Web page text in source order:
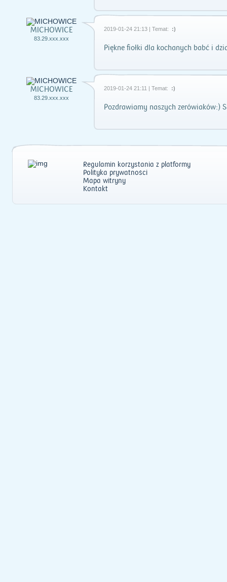
MICHOWICE
83.29.xxx.xxx
2019-01-24 21:13 | Temat: :)
Piękne fiołki dla kochanych babć i
MICHOWICE
83.29.xxx.xxx
2019-01-24 21:11 | Temat: :)
Pozdrawiamy naszych zerówiaków:)
Regulamin korzystania z platformy
Polityka prywatności
Mapa witryny
Kontakt